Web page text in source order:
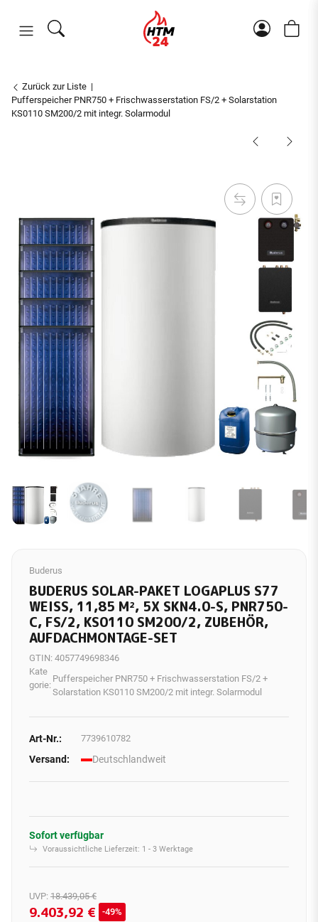
Zurück zur Liste
Pufferspeicher PNR750 + Frischwasserstation FS/2 + Solarstation
KS0110 SM200/2 mit integr. Solarmodul
Buderus
BUDERUS SOLAR-PAKET LOGAPLUS S77
WEISS, 11,85 M², 5X SKN4.0-S, PNR750-C
, FS/2, KS0110 SM200/2, ZUBEHÖR, A
UFDACHMONTAGE-SET
GTIN: 4057749698346
Kate
gorie:
Pufferspeicher PNR750 + Frischwasserstation FS/2 +
Solarstation KS0110 SM200/2 mit integr. Solarmodul
Art-Nr.: 7739610782
Versand: Deutschlandweit
Sofort verfügbar
Voraussichtliche Lieferzeit: 1 - 3 Werktage
UVP: 18.439,05 €
9.403,92 €
49%